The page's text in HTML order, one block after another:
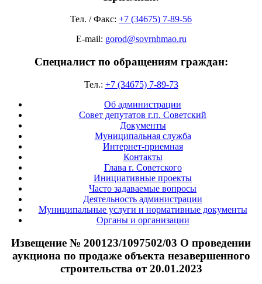
Тел. / Факс: +7 (34675) 7-89-56
E-mail: gorod@sovrnhmao.ru
Специалист по обращениям граждан:
Тел.: +7 (34675) 7-89-73
Об администрации
Совет депутатов г.п. Советский
Документы
Муниципальная служба
Интернет-приемная
Контакты
Глава г. Советского
Инициативные проекты
Часто задаваемые вопросы
Деятельность администрации
Муниципальные услуги и нормативные документы
Органы и организации
Извещение № 200123/1097502/03 О проведении
аукциона по продаже объекта незавершенного
строительства от 20.01.2023